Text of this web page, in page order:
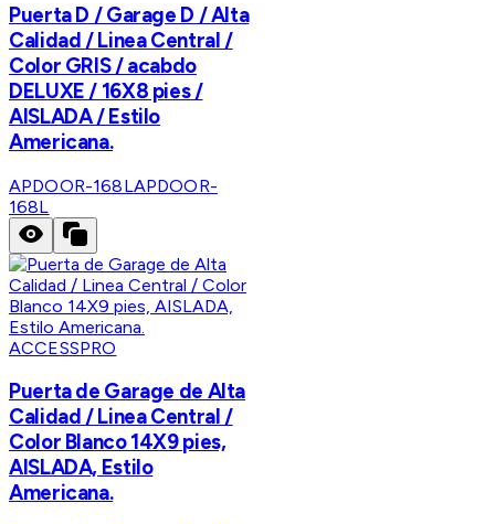
Puerta D / Garage D / Alta
Calidad / Linea Central /
Color GRIS / acabdo
DELUXE / 16X8 pies /
AISLADA / Estilo
Americana.
APDOOR-168LAPDOOR-
168L
ACCESSPRO
Puerta de Garage de Alta
Calidad / Linea Central /
Color Blanco 14X9 pies,
AISLADA, Estilo
Americana.